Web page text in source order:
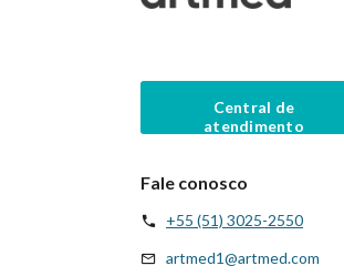
Central de
atendimento
Fale conosco
+55 (51) 3025-2550
artmed1@artmed.com